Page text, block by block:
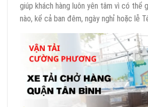
giúp khách hàng luôn yên tâm vì có thể
nào, kể cả ban đêm, ngày nghỉ hoặc lễ